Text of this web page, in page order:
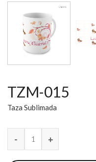
TZM-015
Taza Sublimada